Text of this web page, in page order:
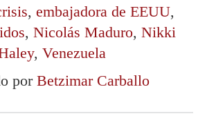
, embajadora de EEUU,
, Nicolás Maduro, Nikki
, Venezuela
por Betzimar Carballo